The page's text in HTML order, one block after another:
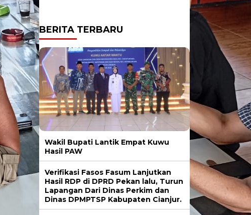
BERITA TERBARU
Wakil Bupati Lantik Empat Kuwu
Hasil PAW
Verifikasi Fasos Fasum Lanjutkan
Hasil RDP di DPRD Pekan lalu, Turun
Lapangan Dari Dinas Perkim dan
Dinas DPMPTSP Kabupaten Cianjur.